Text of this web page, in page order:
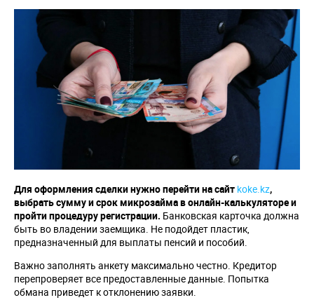
Для оформления сделки нужно перейти на сайт koke.kz,
выбрать сумму и срок микрозайма в онлайн-калькуляторе и
пройти процедуру регистрации. Банковская карточка должна
быть во владении заемщика. Не подойдет пластик,
предназначенный для выплаты пенсий и пособий.
Важно заполнять анкету максимально честно. Кредитор
перепроверяет все предоставленные данные. Попытка
обмана приведет к отклонению заявки.